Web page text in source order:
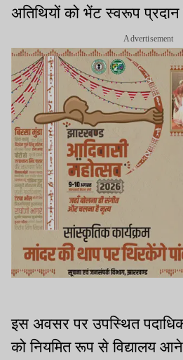
अतिथियों को भेंट स्वरूप प्रदान
Advertisement
इस अवसर पर उपस्थित
को नियमित रूप से विद्यालय